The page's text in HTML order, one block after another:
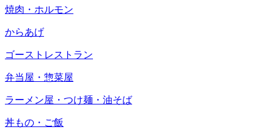
焼肉・ホルモン
からあげ
ゴーストレストラン
弁当屋・惣菜屋
ラーメン屋・つけ麺・油そば
丼もの・ご飯